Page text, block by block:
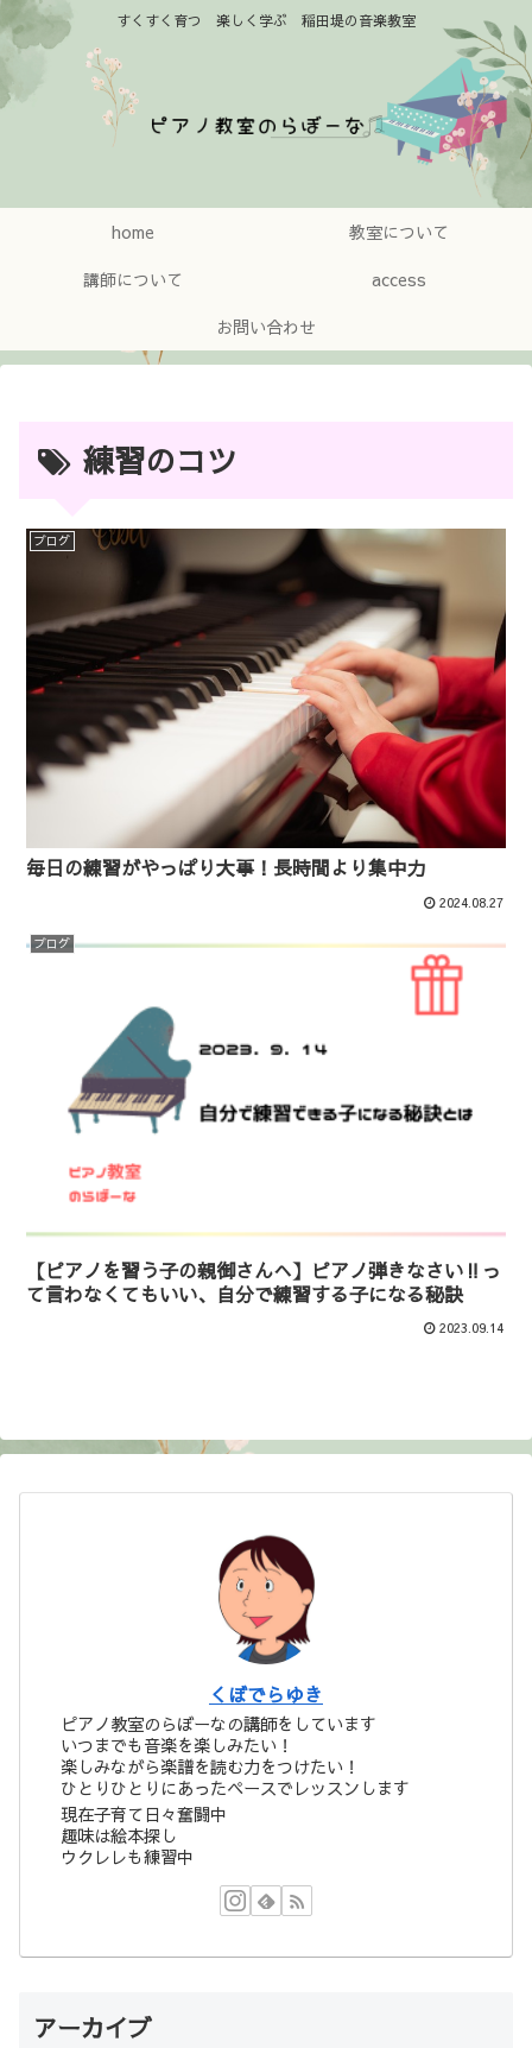
すくすく育つ 楽しく学ぶ 稲田堤の音楽教室
home
教室について
講師について
access
お問い合わせ
練習のコツ
ブログ
毎日の練習がやっぱり大事！長時間より集中力
2024.08.27
ブログ
【ピアノを習う子の親御さんへ】ピアノ弾きなさい‼っ
て言わなくてもいい、自分で練習する子になる秘訣
2023.09.14
くぼでらゆき
ピアノ教室のらぼーなの講師をしています
いつまでも音楽を楽しみたい！
楽しみながら楽譜を読む力をつけたい！
ひとりひとりにあったペースでレッスンします
現在子育て日々奮闘中
趣味は絵本探し
ウクレレも練習中
アーカイブ